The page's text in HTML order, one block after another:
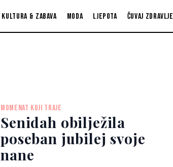
Kultura & zabava Moda Ljepota Čuvaj zdravlje
MOMENAT KOJI TRAJE
Senidah obilježila
poseban jubilej svoje
nane